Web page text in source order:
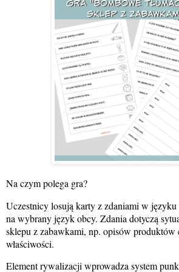
Na czym polega gra?
Uczestnicy losują karty z zdaniami w języku
na wybrany język obcy. Zdania dotyczą
sklepu z zabawkami, np. opisów produktów
właściwości.
Element rywalizacji wprowadza system